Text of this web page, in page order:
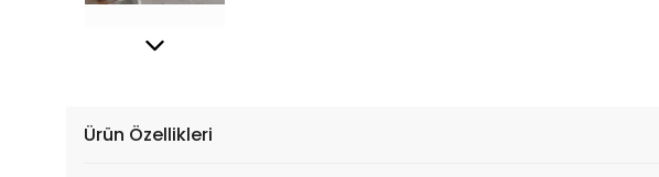
Ürün Özellikleri